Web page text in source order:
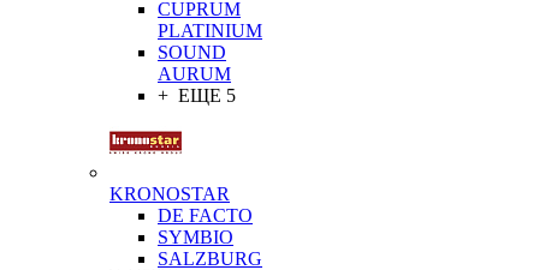
CUPRUM
PLATINIUM
SOUND
AURUM
+ ЕЩЕ 5
KRONOSTAR
DE FACTO
SYMBIO
SALZBURG